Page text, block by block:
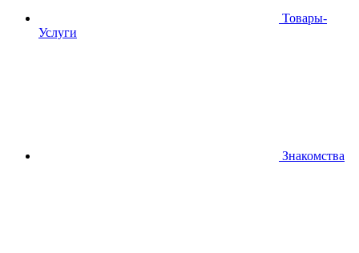
Товары-
Услуги
Знакомства